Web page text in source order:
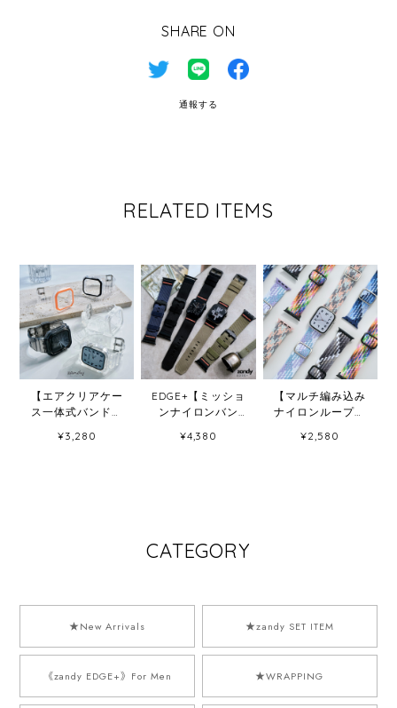
SHARE ON
通報する
RELATED ITEMS
【エアクリアケー
ス一体式バンド】
ォッチバンド 一体
¥3,280
EDGE+【ミッショ
ンナイロンバン
ルウォッチバンド
¥4,380
【マルチ編み込み
ナイロンループ】
ッチバンド ナイロ
¥2,580
CATEGORY
★New Arrivals ★zandy SET ITEM
《zandy EDGE+》For Men ★WRAPPING